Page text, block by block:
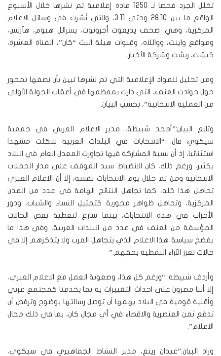
تخلل الجرد فحصا لـ 1250 مادة إعلامية تم نشرها خلال الأسبوع
الواقع ما بين 28.10 وحتى 3.11، والتي نُشرت في وسائل الاعلام
المركزية، وهي: صحف يديعوت أحرونوت، يسرائل هيوم، هآرتس،
ومواقع واينت، وواللاه، وقنوات هيئة البث “كان”، القناة العاشرة،
كيشِت، ريشت وشركة الأخبار.
ومن تحليل للمواد الإعلامية التي تم نشرها تبين بأن نصفها تمحور
حول حوادث العنف، التي دارت بمعظمها في أعقاب الجولة الأولى
من العملية الانتخابية”، بحسب البيان.
وتابع البيان:”أمجد شبيطة، مدير الاعلام العربي في جمعية
سيكوي قال: “الانتخابات في البلدات العربية شكلت مشهدا
استثنائيا، إذ أن نسبة المشاركة فيها تجاوزت المعدل العام في البلاد
بكثير، ورغم ذلك، كان الانضباط سيد الموقف على مدار الحملات
الانتخابية ومن ثم خلال يوم الانتخابات نفسه، إلا أن الاعلام العبري
تجاهل هذا كله، كما تجاهل النتائج الهامة في عدد من المدن
المركزية، وتجاهل ظواهر محورية كتمثيل النساء والشباب، ودور
الأحزاب في هذه الانتخابات، بينما سارع لتغطية بعض الحالات
المؤسفة من العنف في عدد من البلدات العربية، وفي هذا ما
يفضح سياسة هذا الاعلام الذي يتجاهل العرب ولا يتذكرهم إلا في
حالات تعزز الآراء النمطية بحقهم.”
وأردف شبيطة: “ورغم كل هذا، وصعوبة العمل مع الاعلام العبري،
إلا أننا مصرون على احداث التغييرات به بما يخدمنا كمجتمع عربي
وأقلية قومية في البلاد يهمها أن توصل رسالتها بوضوح وترفض أن
تدفع ثمن العنصرية والاقصاء في أي مجال كان، بما في ذلك مجال
الاعلام”.
وزاد البيان:”عيدان رينغ، مدير النشاط الجماهيري في سيكوي،